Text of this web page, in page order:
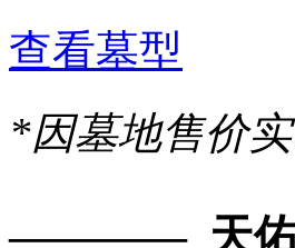
查看墓型
*因墓地售价
———— 天佑